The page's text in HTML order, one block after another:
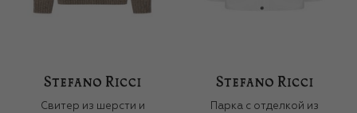
Свитер из шерсти и
Парка с отделкой из